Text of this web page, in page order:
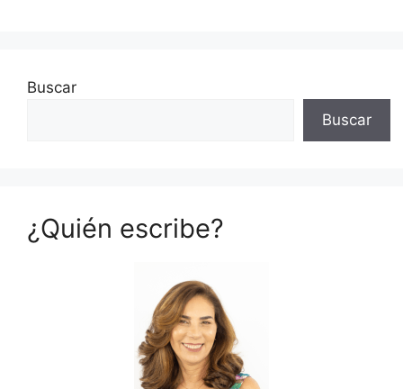
Buscar
Buscar
¿Quién escribe?